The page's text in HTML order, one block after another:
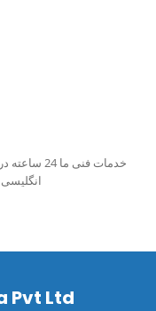
Pvt Ltd